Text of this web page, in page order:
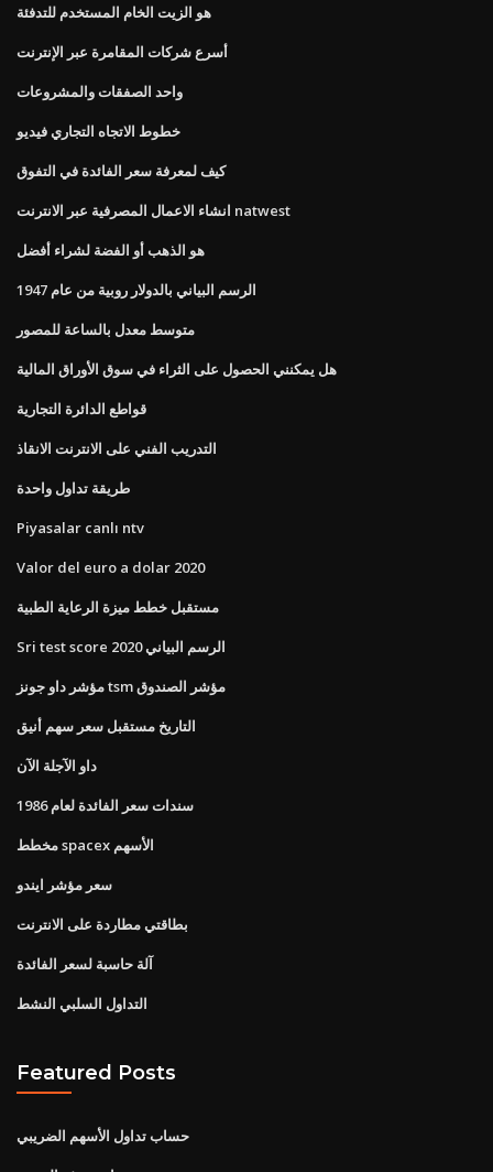
هو الزيت الخام المستخدم للتدفئة
أسرع شركات المقامرة عبر الإنترنت
واحد الصفقات والمشروعات
خطوط الاتجاه التجاري فيديو
كيف لمعرفة سعر الفائدة في التفوق
انشاء الاعمال المصرفية عبر الانترنت natwest
هو الذهب أو الفضة لشراء أفضل
الرسم البياني بالدولار روبية من عام 1947
متوسط ​​معدل بالساعة للمصور
هل يمكنني الحصول على الثراء في سوق الأوراق المالية
قواطع الدائرة التجارية
التدريب الفني على الانترنت الانقاذ
طريقة تداول واحدة
Piyasalar canlı ntv
Valor del euro a dolar 2020
مستقبل خطط ميزة الرعاية الطبية
Sri test score الرسم البياني 2020
مؤشر داو جونز tsm مؤشر الصندوق
التاريخ مستقبل سعر سهم أنيق
داو الآجلة الآن
سندات سعر الفائدة لعام 1986
مخطط spacex الأسهم
سعر مؤشر ايندو
بطاقتي مطاردة على الانترنت
آلة حاسبة لسعر الفائدة
التداول السلبي النشط
Featured Posts
حساب تداول الأسهم الضريبي